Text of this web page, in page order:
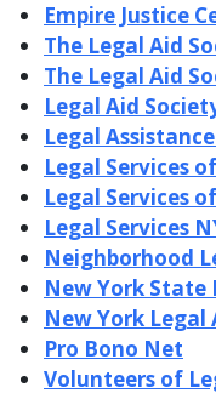
Empire Justice
The Legal Aid
The Legal Aid
Legal Aid
Legal
Legal Services
Legal Services
Legal Services
Neighborhood
New York State
New York Legal
Pro Bono Net
Volunteers of